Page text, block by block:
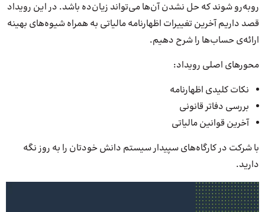
روبه‌رو شوند که حل نشدن آن‌ها می‌تواند زیان‌ده باشد. در این رویداد
قصد داریم آخرین تغییرات اظهارنامه مالیاتی به همراه شیوه‌های بهینه
ارائه‌ی حساب‌ها را شرح دهیم.
محورهای اصلی رویداد:
نکات کلیدی اظهارنامه
بررسی دفاتر قانونی
آخرین قوانین مالیاتی
با شرکت در کارگاه‌های سپیدار سیستم دانش خودتان را به روز نگه
دارید.